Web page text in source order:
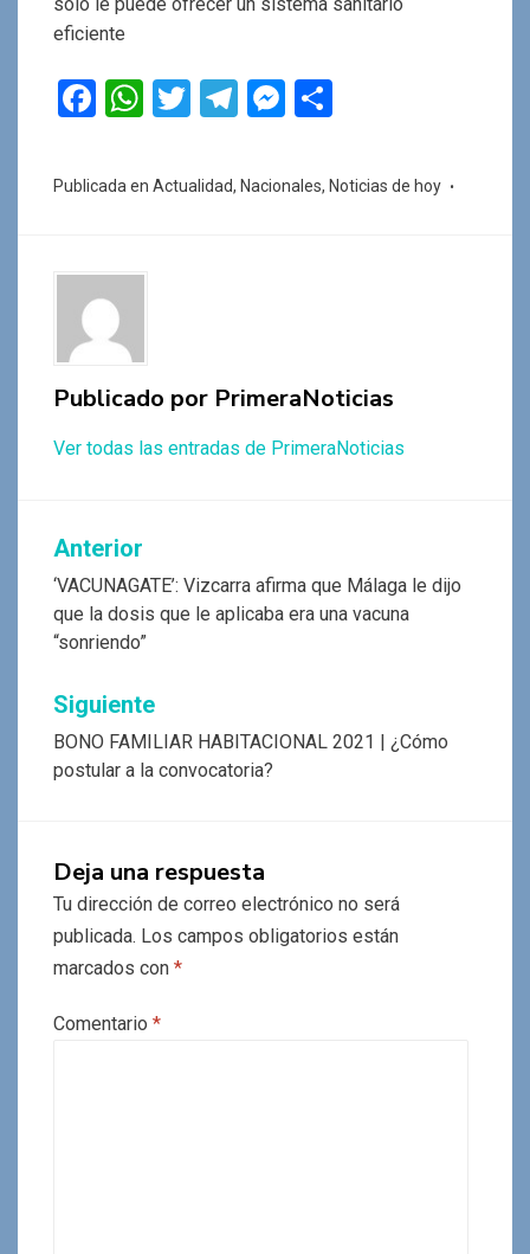
eficiente
F
ce
o
k
W
at
p
T
tt
T
e
M
se m
Publicada en Actualidad, Nacionales, Noticias de hoy
Publicado por PrimeraNoticias
Ver todas las entradas de PrimeraNoticias
Navegación
de
entradas
Anterior
‘VACUNAGATE’: Vizcarra afirma que Málaga le dijo
que la dosis que le aplicaba era una vacuna
“sonriendo”
Siguiente
BONO FAMILIAR HABITACIONAL 2021 | ¿Cómo
postular a la convocatoria?
Deja una respuesta
Tu dirección de correo electrónico no será
publicada. Los campos obligatorios están
marcados con *
Comentario *